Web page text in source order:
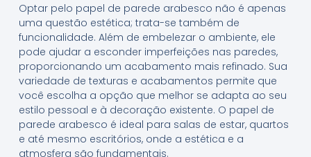
Optar pelo papel de parede arabesco não é apenas
uma questão estética; trata-se também de
funcionalidade. Além de embelezar o ambiente, ele
pode ajudar a esconder imperfeições nas paredes,
proporcionando um acabamento mais refinado. Sua
variedade de texturas e acabamentos permite que
você escolha a opção que melhor se adapta ao seu
estilo pessoal e à decoração existente. O papel de
parede arabesco é ideal para salas de estar, quartos
e até mesmo escritórios, onde a estética e a
atmosfera são fundamentais.